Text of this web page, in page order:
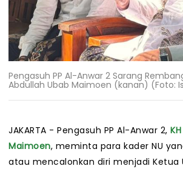
Pengasuh PP Al-Anwar 2 Sarang
Abdullah Ubab Maimoen (kanan) (Foto:
JAKARTA - Pengasuh PP Al-Anwar 2,
Maimoen, meminta para kader NU
atau mencalonkan diri menjadi Ketua